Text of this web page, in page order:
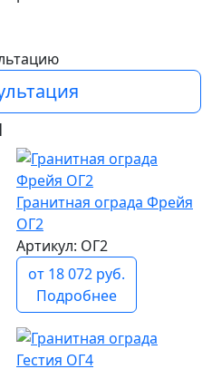
Гранитная ограда Фрейя
ОГ2
Артикул: ОГ2
от 18 072 руб.
Подробнее